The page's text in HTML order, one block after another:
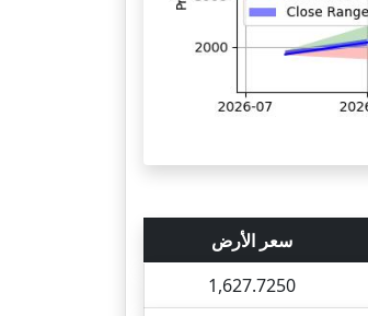
سعر الأرض
1,627.7250